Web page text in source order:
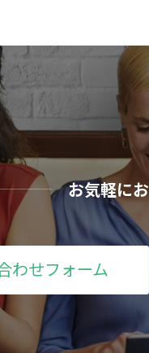
お気軽に
わせフォーム